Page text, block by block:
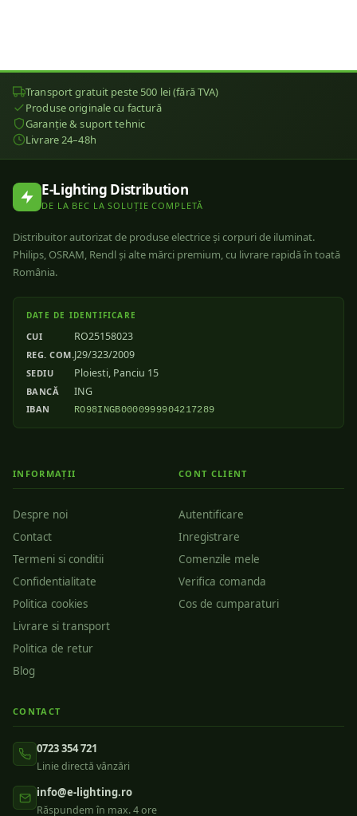
Transport gratuit peste 500 lei (fără TVA)
Produse originale cu factură
Garanție & suport tehnic
Livrare 24–48h
E-Lighting Distribution
DE LA BEC LA SOLUȚIE COMPLETĂ
Distribuitor autorizat de produse electrice și corpuri de iluminat.
Philips, OSRAM, Rendl și alte mărci premium, cu livrare rapidă în toată
România.
DATE DE IDENTIFICARE
CUI RO25158023
REG. COM.J29/323/2009
SEDIU Ploiesti, Panciu 15
BANCĂ ING
IBAN RO98INGB0000999904217289
INFORMAȚII
Despre noi
Contact
Termeni si conditii
Confidentialitate
Politica cookies
Livrare si transport
Politica de retur
Blog
CONT CLIENT
Autentificare
Inregistrare
Comenzile mele
Verifica comanda
Cos de cumparaturi
CONTACT
0723 354 721
Linie directă vânzări
info@e-lighting.ro
Răspundem în max. 4 ore